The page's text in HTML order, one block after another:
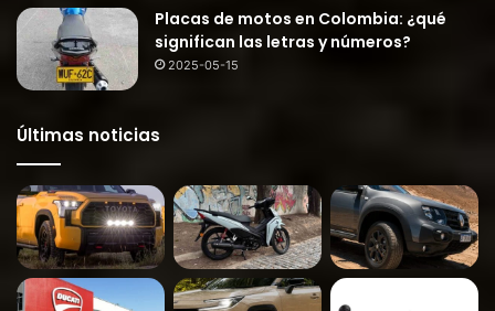
Placas de motos en Colombia: ¿qué
significan las letras y números?
2025-05-15
Últimas noticias